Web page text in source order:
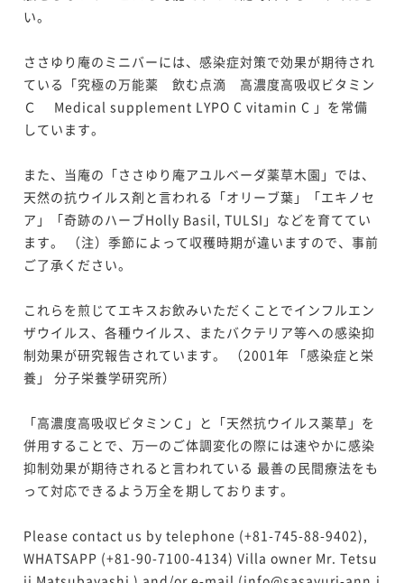
い。
ささゆり庵のミニバーには、感染症対策で効果が期待され
ている「究極の万能薬　飲む点滴　高濃度高吸収ビタミン
Ｃ　 Medical supplement LYPO C vitamin C 」を常備
しています。
また、当庵の「ささゆり庵アユルベーダ薬草木園」では、
天然の抗ウイルス剤と言われる「オリーブ葉」「エキノセ
ア」「奇跡のハーブHolly Basil, TULSI」などを育ててい
ます。 （注）季節によって収穫時期が違いますので、事前
ご了承ください。
これらを煎じてエキスお飲みいただくことでインフルエン
ザウイルス、各種ウイルス、またバクテリア等への感染抑
制効果が研究報告されています。 （2001年 「感染症と栄
養」 分子栄養学研究所）
「高濃度高吸収ビタミンＣ」と「天然抗ウイルス薬草」を
併用することで、万一のご体調変化の際には速やかに感染
抑制効果が期待されると言われている 最善の民間療法をも
って対応できるよう万全を期しております。
Please contact us by telephone (+81-745-88-9402),
WHATSAPP (+81-90-7100-4134) Villa owner Mr. Tetsu